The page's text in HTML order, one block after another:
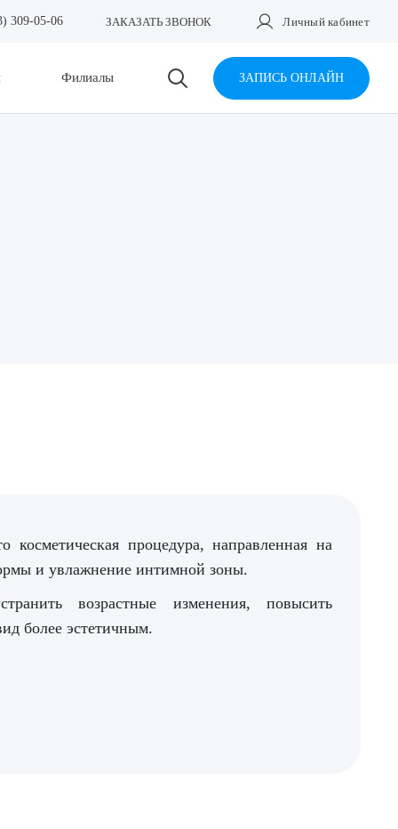
309-05-06 ЗАКАЗАТЬ ЗВОНОК Личный кабинет
Филиалы ЗАПИСЬ ОНЛАЙН
процедура, направленная на
и увлажнение интимной зоны.
возрастные изменения, повысить
более эстетичным.